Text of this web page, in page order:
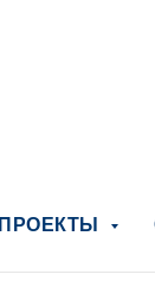
ПРОЕКТЫ